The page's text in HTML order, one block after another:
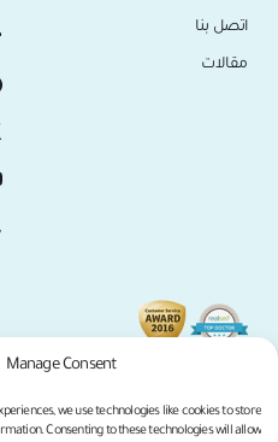
Manage Consent
we use technologies like cookies to store
Consenting to these technologies will allow
اتصل بنا
مقالات